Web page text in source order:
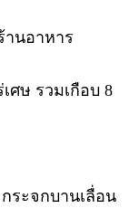
านอาหาร
ศษ รวมเกือบ 8
ระจกบานเลื่อน